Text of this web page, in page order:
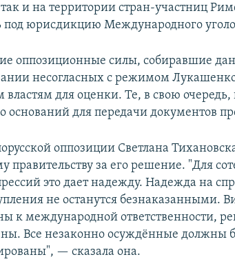
и на территории стран-участниц
под юрисдикцию Международного
оппозиционные силы, собиравшие
несогласных с режимом
властям для оценки. Те, в свою
оснований для передачи документов
оппозиции Светлана
правительству за его решение. "Для
это дает надежду. Надежда на
не останутся безнаказанными.
к международной ответственности,
Все незаконно осуждённые должны
— сказала она.